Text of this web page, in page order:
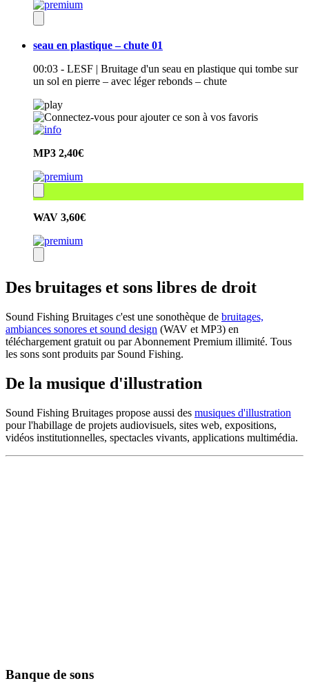
seau en plastique – chute 01
00:03 - LESF | Bruitage d'un seau en plastique qui tombe sur
un sol en pierre – avec léger rebonds – chute
MP3 2,40€
WAV 3,60€
Des bruitages et sons libres de droit
Sound Fishing Bruitages c'est une sonothèque de bruitages,
ambiances sonores et sound design (WAV et MP3) en
téléchargement gratuit ou par Abonnement Premium illimité. Tous
les sons sont produits par Sound Fishing.
De la musique d'illustration
Sound Fishing Bruitages propose aussi des musiques d'illustration
pour l'habillage de projets audiovisuels, sites web, expositions,
vidéos institutionnelles, spectacles vivants, applications multimédia.
Banque de sons